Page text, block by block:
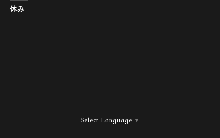
休み
Select Language ▼